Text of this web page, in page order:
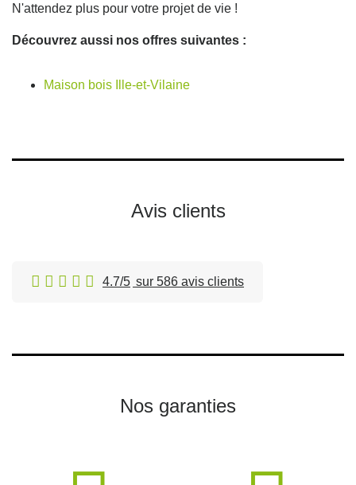
N'attendez plus pour votre projet de vie !
Découvrez aussi nos offres suivantes :
Maison bois Ille-et-Vilaine
Avis clients
4.7/5 sur 586 avis clients
Nos garanties